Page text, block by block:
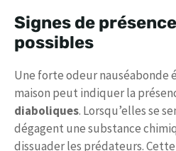
Signes de
possibles
Une forte odeur nauséabonde
maison peut indiquer la
diaboliques. Lorsqu’elles se
dégagent une substance
dissuader les prédateurs.